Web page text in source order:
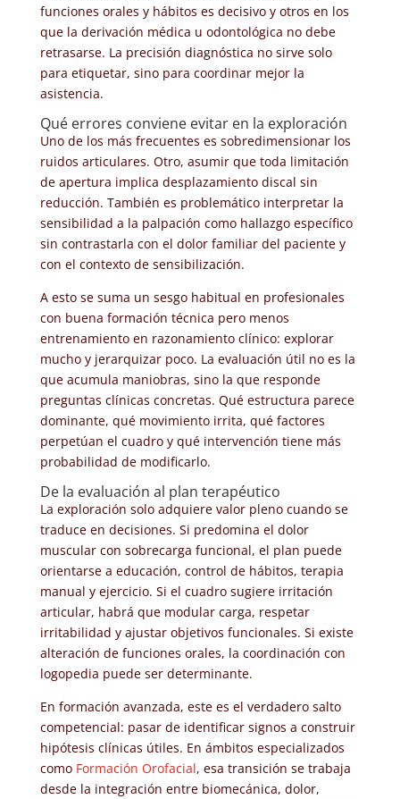
funciones orales y hábitos es decisivo y otros en los
que la derivación médica u odontológica no debe
retrasarse. La precisión diagnóstica no sirve solo
para etiquetar, sino para coordinar mejor la
asistencia.
Qué errores conviene evitar en la exploración
Uno de los más frecuentes es sobredimensionar los
ruidos articulares. Otro, asumir que toda limitación
de apertura implica desplazamiento discal sin
reducción. También es problemático interpretar la
sensibilidad a la palpación como hallazgo específico
sin contrastarla con el dolor familiar del paciente y
con el contexto de sensibilización.
A esto se suma un sesgo habitual en profesionales
con buena formación técnica pero menos
entrenamiento en razonamiento clínico: explorar
mucho y jerarquizar poco. La evaluación útil no es la
que acumula maniobras, sino la que responde
preguntas clínicas concretas. Qué estructura parece
dominante, qué movimiento irrita, qué factores
perpetúan el cuadro y qué intervención tiene más
probabilidad de modificarlo.
De la evaluación al plan terapéutico
La exploración solo adquiere valor pleno cuando se
traduce en decisiones. Si predomina el dolor
muscular con sobrecarga funcional, el plan puede
orientarse a educación, control de hábitos, terapia
manual y ejercicio. Si el cuadro sugiere irritación
articular, habrá que modular carga, respetar
irritabilidad y ajustar objetivos funcionales. Si existe
alteración de funciones orales, la coordinación con
logopedia puede ser determinante.
En formación avanzada, este es el verdadero salto
competencial: pasar de identificar signos a construir
hipótesis clínicas útiles. En ámbitos especializados
como Formación Orofacial, esa transición se trabaja
desde la integración entre biomecánica, dolor,